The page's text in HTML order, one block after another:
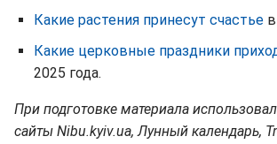
Какие растения принесут счастье
Какие церковные праздники
2025 года.
При подготовке материала
сайты Nibu.kyiv.ua, Лунный календарь,